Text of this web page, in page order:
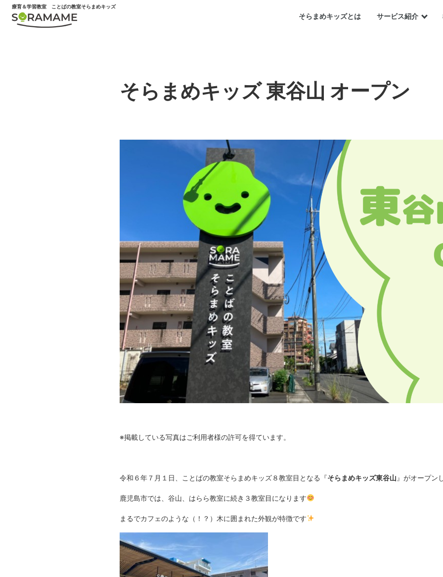
療育＆学習教室 ことばの教室そらまめキッズ
そらまめキッズとは サービス紹介
6〜18歳
就学中のお子様
18歳〜
18歳以上の方
未就学児のお子さま
児童発達支援
小学生〜高校生
放課後等
デイサービス
訪問支援をご希望の方
訪問型支援
ことばの発達が気になる方
そらまめ学習教室
関係機関の方
研修・講演・
コンサルテーション
就労をご希望の方
就労支援
運営会社について
会社概要
求人情報はこちら
求人情報
そらまめキッズ 東谷山 オープン
※掲載している写真はご利用者様の許可を得ています。
令和６年７月１日、ことばの教室そらまめキッズ８教室目となる『そらまめキッズ東谷山 』がオープン
鹿児島市では、谷山、はらら教室に続き３教室目になります
まるでカフェのような（！？）木に囲まれた外観が特徴です